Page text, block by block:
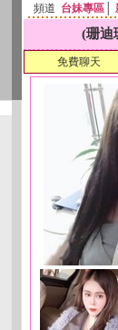
頻道 台妹專區
(珊迪
免費聊天